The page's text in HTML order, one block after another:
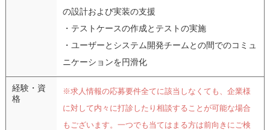
の設計および実装の支援
・テストケースの作成とテストの実施
・ユーザーとシステム開発チームとの間でのコミュ
ニケーションを円滑化
経験・資
格
※求人情報の応募要件全てに該当しなくても、企業様
に対して内々に打診したり相談することが可能な場合
もございます。一つでも当てはまる方は前向きにご検